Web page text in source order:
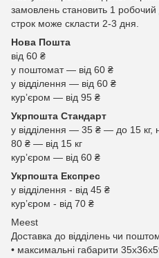
замовлень становить 1
строк може скласти 2-3 дня.
Нова Пошта
від 60 ₴
у поштомат — від 60 ₴
у відділення — від 60 ₴
курʼєром — від 95 ₴
Укрпошта Стандарт
у відділення — 35 ₴ — до 15
80 ₴ — від 15 кг
курʼєром — від 60 ₴
Укрпошта Експрес
у відділення - від 45 ₴
курʼєром - від 70 ₴
Meest
Доставка до відділень чи
• максимальні габарити